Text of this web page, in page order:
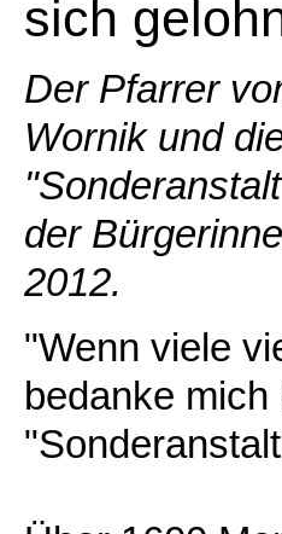
sich
Der Pfarrer
Wornik und
der
2012.
"Wenn viele
bedanke